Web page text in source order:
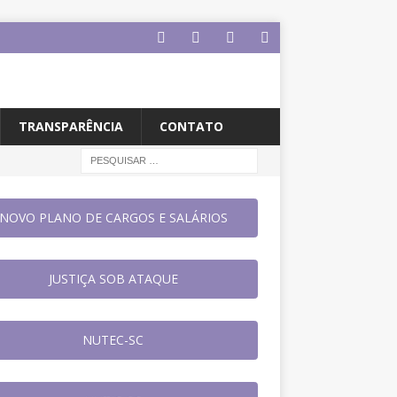
TRANSPARÊNCIA CONTATO
NOVO PLANO DE CARGOS E SALÁRIOS
JUSTIÇA SOB ATAQUE
NUTEC-SC